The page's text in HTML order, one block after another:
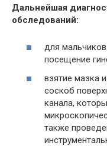
Дальнейшая
обследований:
для
посещение
взятие мазка
соскоб
канала,
также